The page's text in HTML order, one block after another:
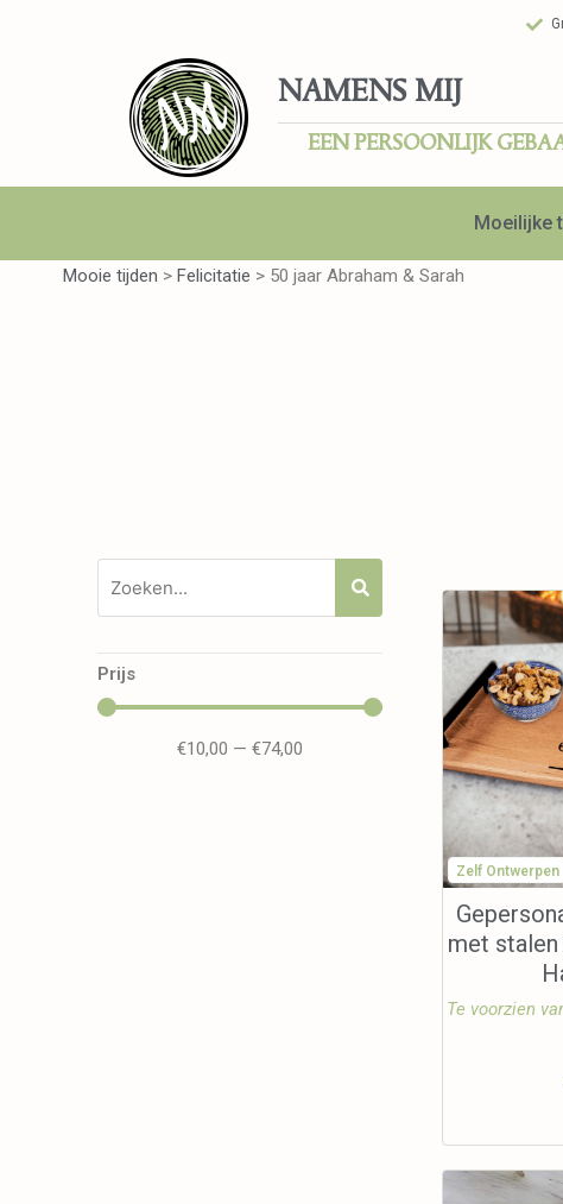
NAMENS MIJ
EEN PERSOONLIJK
Moeilijke
Mooie tijden > Felicitatie > 50 jaar Abraham & Sarah
Prijs
€10,00 — €74,00
Zelf Ontwerpen
met stalen
Te voorzien